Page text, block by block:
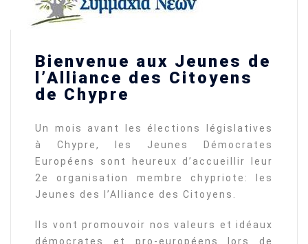
Bienvenue aux Jeunes de
l’Alliance des Citoyens
de Chypre
Un mois avant les élections législatives
à Chypre, les Jeunes Démocrates
Européens sont heureux d’accueillir leur
2e organisation membre chypriote: les
Jeunes des l’Alliance des Citoyens.
Ils vont promouvoir nos valeurs et idéaux
démocrates et pro-européens lors de